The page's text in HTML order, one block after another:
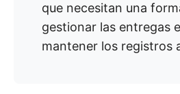
que necesitan una
gestionar las entregas
mantener los registros